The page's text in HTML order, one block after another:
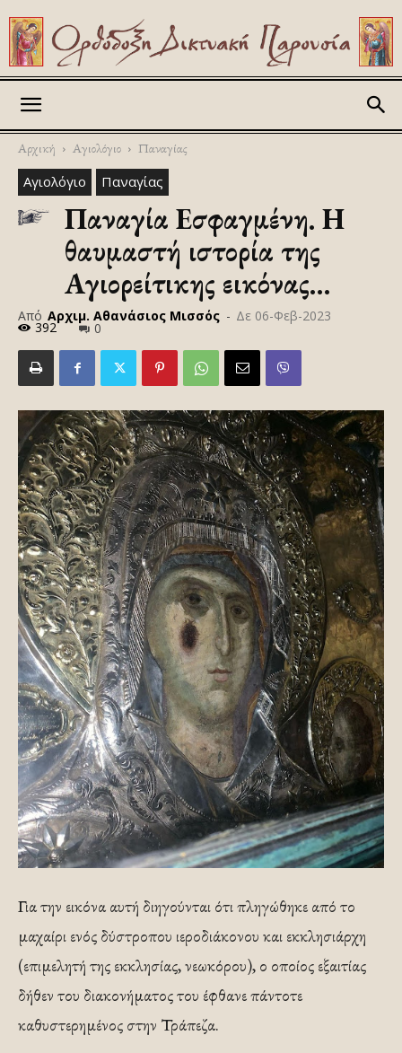
Αρχική Αγιολόγιο Παναγίας
Αγιολόγιο Παναγίας
Παναγία Εσφαγμένη. Η
θαυμαστή ιστορία της
Αγιορείτικης εικόνας…
Από Αρχιμ. Αθανάσιος Μισσός - Δε 06-Φεβ-2023
392 0
Για την εικόνα αυτή διηγούνται ότι πληγώθηκε από το
μαχαίρι ενός δύστροπου ιεροδιάκονου και εκκλησιάρχη
(επιμελητή της εκκλησίας, νεωκόρου), ο οποίος εξαιτίας
δήθεν του διακονήματος του έφθανε πάντοτε
καθυστερημένος στην Τράπεζα.